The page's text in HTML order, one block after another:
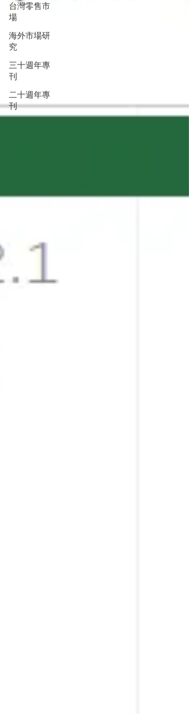
台灣零售市
場
海外市場研
究
三十週年專
刊
二十週年專
刊